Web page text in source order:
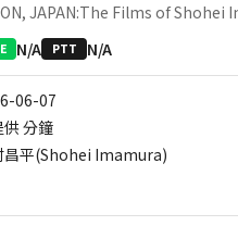
JAPAN:The Films of Shohei
N/A PTT N/A
06-07
供分鐘
昌平(Shohei Imamura)